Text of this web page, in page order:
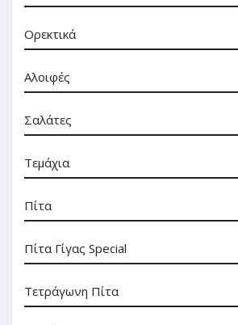
Ορεκτικά
Αλοιφές
Σαλάτες
Τεμάχια
Πίτα
Πίτα Γίγας Special
Τετράγωνη Πίτα